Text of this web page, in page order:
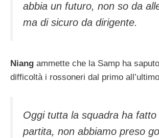
abbia un futuro, non so da
ma di sicuro da dirigente.
Niang ammette che la Samp ha
difficoltà i rossoneri dal primo
Oggi tutta la squadra ha
partita, non abbiamo preso